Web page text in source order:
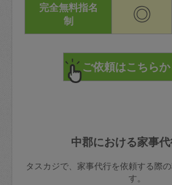
完全無料指名
制
◎
中郡における家事
タスカジで、家事代行を依頼する際
す。